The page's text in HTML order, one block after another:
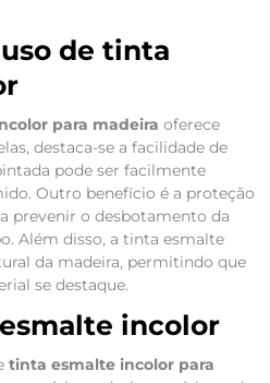
de tinta
para madeira oferece
destaca-se a facilidade de
pode ser facilmente
Outro benefício é a proteção
prevenir o desbotamento da
Além disso, a tinta esmalte
da madeira, permitindo que
se destaque.
incolor
tinta esmalte incolor para